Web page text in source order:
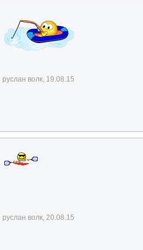
руслан волк, 19.08.15
руслан волк, 20.08.15